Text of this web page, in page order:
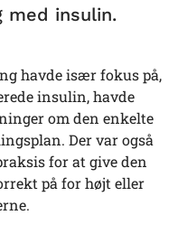
med insulin.
havde især fokus på,
insulin, havde
om den enkelte
Der var også
for at give den
på for højt eller